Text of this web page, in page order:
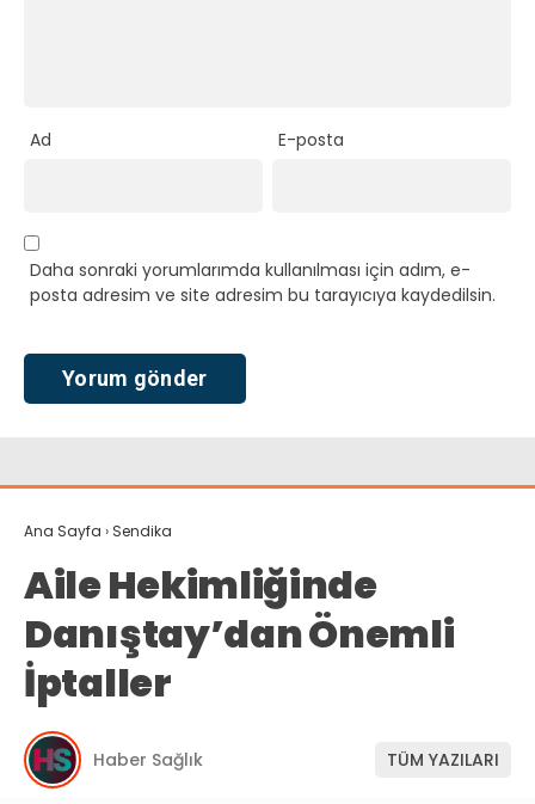
Ad E-posta
Daha sonraki yorumlarımda kullanılması için adım, e-
posta adresim ve site adresim bu tarayıcıya kaydedilsin.
Ana Sayfa › Sendika
Aile Hekimliğinde
Danıştay’dan Önemli
İptaller
Haber Sağlık TÜM YAZILARI